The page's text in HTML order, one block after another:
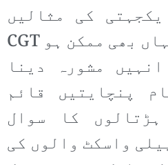
کی مثالیں
بڑھنی چاہئیں۔ جہاں بھی ممکن ہو CGT
مشورہ دینا
پنچایتیں قائم
کا سوال
واسکٹ والوں کی